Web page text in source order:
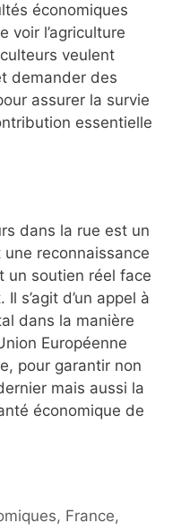
économiques
voir l’agriculture
veulent
demander des
assurer la survie
essentielle
dans la rue est un
une reconnaissance
un soutien réel face
s’agit d’un appel à
dans la manière
Européenne
pour garantir non
mais aussi la
économique de
, France,